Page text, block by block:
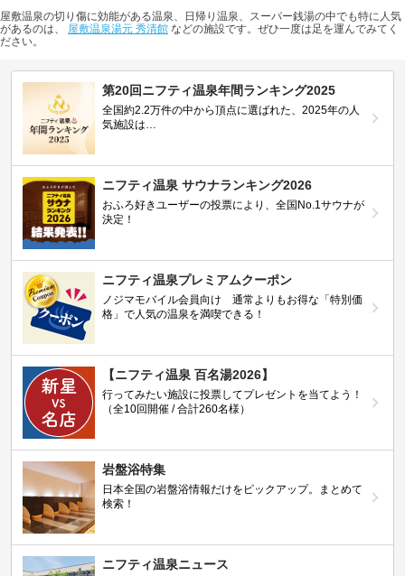
屋敷温泉の切り傷に効能がある温泉、日帰り温泉、スーパー銭湯の中でも特に人気
があるのは、 屋敷温泉湯元 秀清館 などの施設です。ぜひ一度は足を運んでみてく
ださい。
第20回ニフティ温泉年間ランキング2025
全国約2.2万件の中から頂点に選ばれた、2025年の人
気施設は…
ニフティ温泉 サウナランキング2026
おふろ好きユーザーの投票により、全国No.1サウナが
決定！
ニフティ温泉プレミアムクーポン
ノジマモバイル会員向け 通常よりもお得な「特別価
格」で人気の温泉を満喫できる！
【ニフティ温泉 百名湯2026】
行ってみたい施設に投票してプレゼントを当てよう！
（全10回開催 / 合計260名様）
岩盤浴特集
日本全国の岩盤浴情報だけをピックアップ。まとめて
検索！
ニフティ温泉ニュース